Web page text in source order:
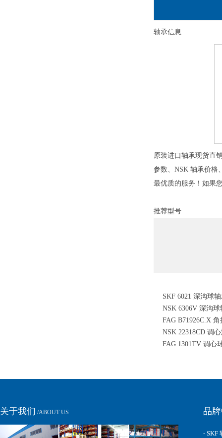
轴承信息
原装进口轴承现货直
参数、NSK 轴承价格
最优质的服务！如果
推荐型号
SKF 6021 深沟球
NSK 6306V 深沟球
FAG B71926C.X
NSK 22318CD 调
FAG 1301TV 调心
关于我们 /ABOUT US 品
- SKF